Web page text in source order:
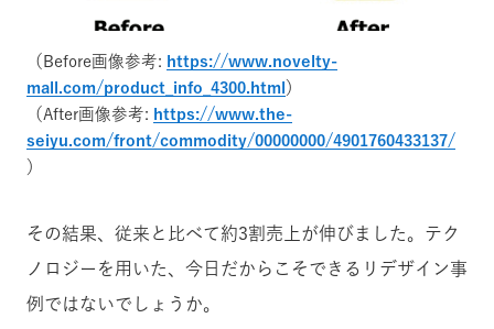
（Before画像参考: https://www.novelty-
mall.com/product_info_4300.html）
（After画像参考: https://www.the-
seiyu.com/front/commodity/00000000/4901760433137/
）
その結果、従来と比べて約3割売上が伸びました。 テク
ノロジーを用いた、今日だからこそできるリデザイン事
例ではないでしょうか。